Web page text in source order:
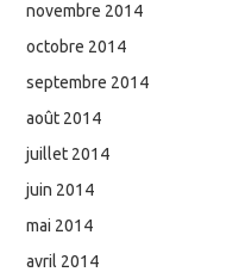
novembre 2014
octobre 2014
septembre 2014
août 2014
juillet 2014
juin 2014
mai 2014
avril 2014